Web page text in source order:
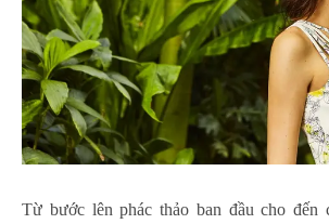
Từ bước lên phác thảo ban đầu cho đến